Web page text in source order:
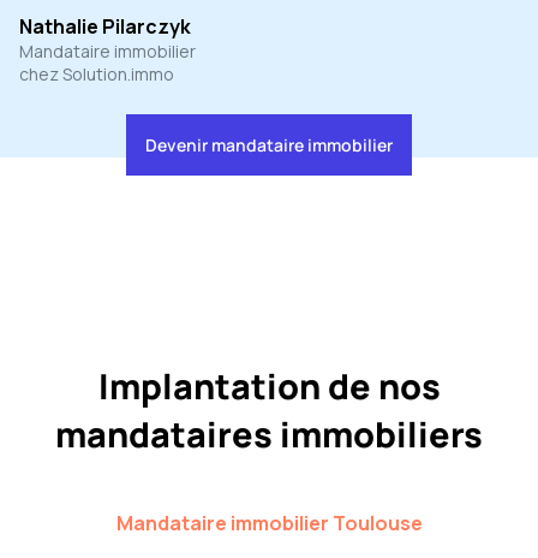
Nathalie Pilarczyk
Mandataire immobilier
chez Solution.immo
Devenir mandataire immobilier
Implantation de nos
mandataires immobiliers
Mandataire immobilier Toulouse